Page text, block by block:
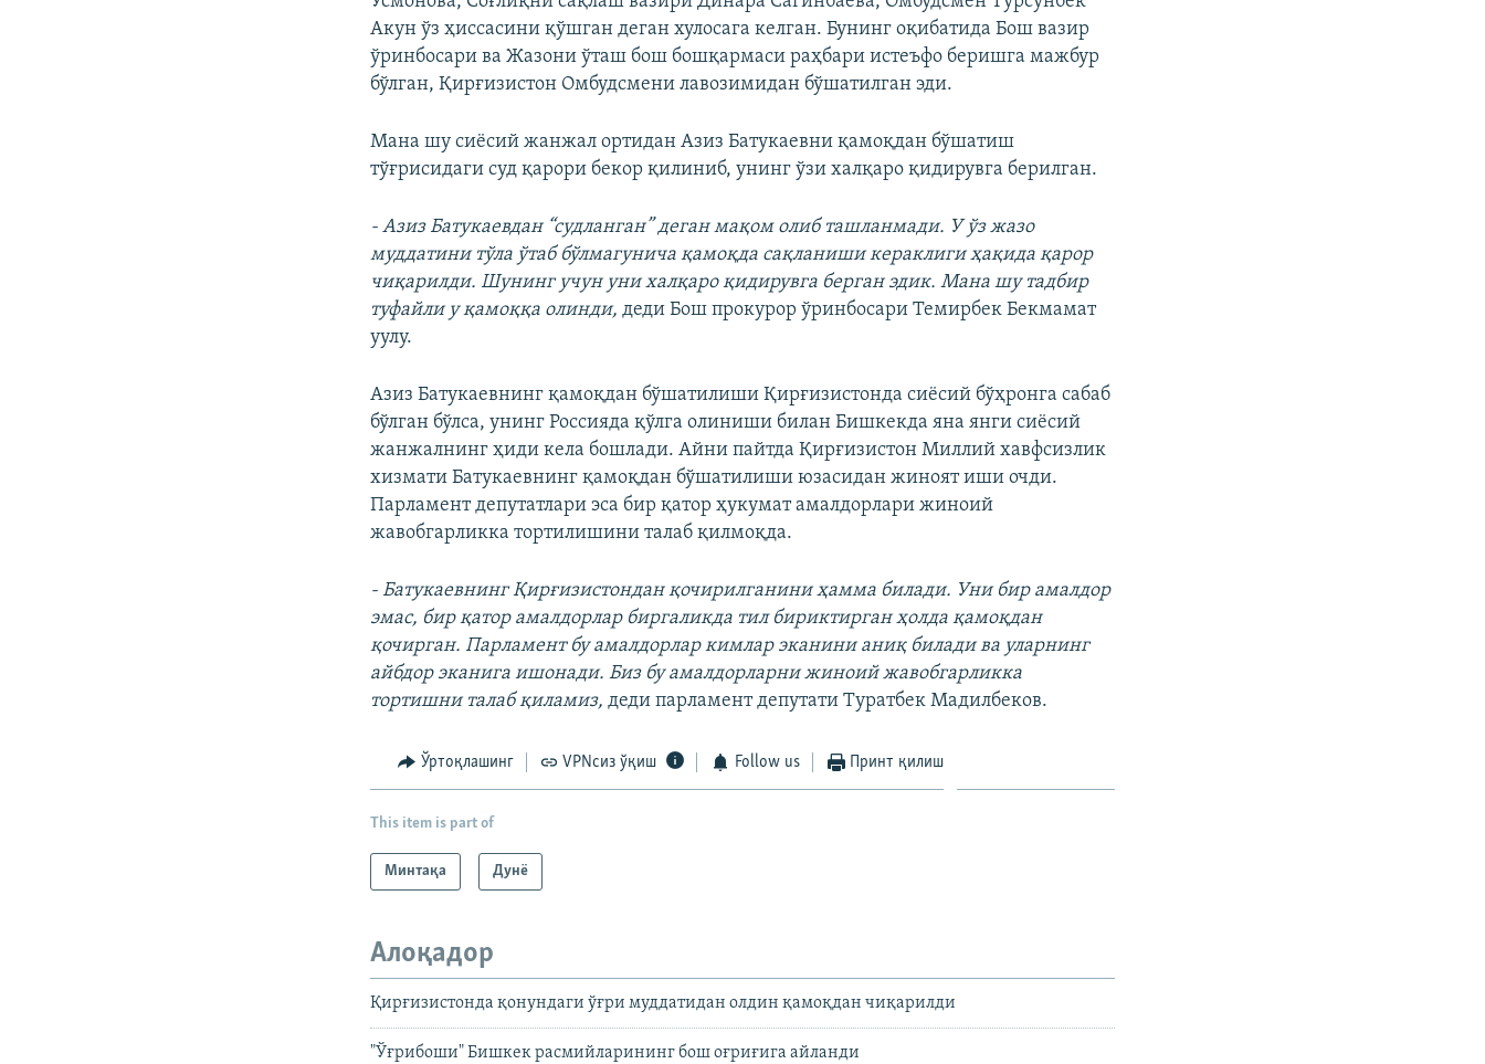
Акун ўз ҳиссасини қўшган деган хулосага келган. Бунинг оқибатида Бош вазир
ўринбосари ва Жазони ўташ бош бошқармаси раҳбари истеъфо беришга мажбур
бўлган, Қирғизистон Омбудсмени лавозимидан бўшатилган эди.
Мана шу сиёсий жанжал ортидан Азиз Батукаевни қамоқдан бўшатиш
тўғрисидаги суд қарори бекор қилиниб, унинг ўзи халқаро қидирувга берилган.
- Азиз Батукаевдан “судланган” деган мақом олиб ташланмади. У ўз жазо
муддатини тўла ўтаб бўлмагунича қамоқда сақланиши кераклиги ҳақида қарор
чиқарилди. Шунинг учун уни халқаро қидирувга берган эдик. Мана шу тадбир
туфайли у қамоққа олинди, деди Бош прокурор ўринбосари Темирбек Бекмамат
уулу.
Азиз Батукаевнинг қамоқдан бўшатилиши Қирғизистонда сиёсий бўҳронга сабаб
бўлган бўлса, унинг Россияда қўлга олиниши билан Бишкекда яна янги сиёсий
жанжалнинг ҳиди кела бошлади. Айни пайтда Қирғизистон Миллий хавфсизлик
хизмати Батукаевнинг қамоқдан бўшатилиши юзасидан жиноят иши очди.
Парламент депутатлари эса бир қатор ҳукумат амалдорлари жиноий
жавобгарликка тортилишини талаб қилмоқда.
- Батукаевнинг Қирғизистондан қочирилганини ҳамма билади. Уни бир амалдор
эмас, бир қатор амалдорлар биргаликда тил бириктирган ҳолда қамоқдан
қочирган. Парламент бу амалдорлар кимлар эканини аниқ билади ва уларнинг
айбдор эканига ишонади. Биз бу амалдорларни жиноий жавобгарликка
тортишни талаб қиламиз,деди парламент депутати Туратбек Мадилбеков.
Ўртоқлашинг VPNсиз ўқиш Follow us Принт қилиш
This item is part of
Минтақа Дунë
Алоқадор
Қирғизистонда қонундаги ўғри муддатидан олдин қамоқдан чиқарилди
"Ўғрибоши" Бишкек расмийларининг бош оғриғига айланди